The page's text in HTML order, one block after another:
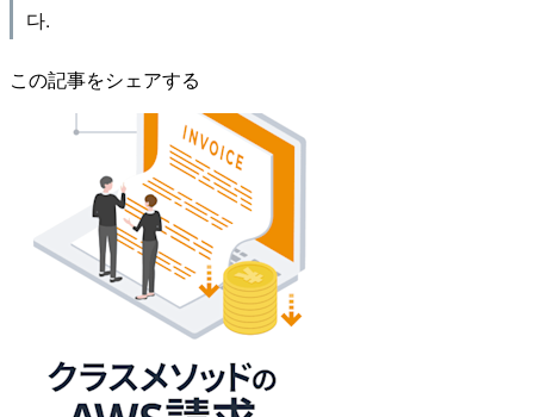
다.
この記事をシェアする